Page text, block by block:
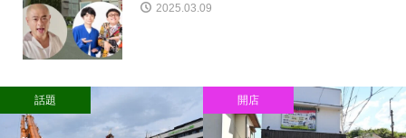
2025.03.09
話題 開店